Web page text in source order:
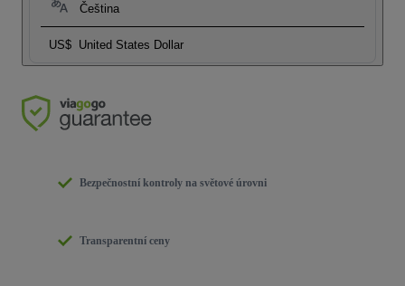
Čeština
US$ United States Dollar
Bezpečnostní kontroly na světové úrovni
Transparentní ceny